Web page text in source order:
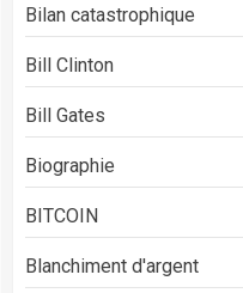
Bilan catastrophique
Bill Clinton
Bill Gates
Biographie
BITCOIN
Blanchiment d'argent